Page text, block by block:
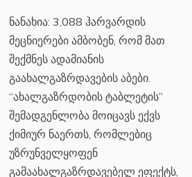
ნანახია: 3,088 ჰარვარდის
მეცნიერები ამბობენ, რომ მათ
შექმნეს ადამიანის
გაახალგაზრდავების აბები.
“ახალგაზრდობის ტაბლეტის”
შემადგენლობა მოიცავს ექვს
ქიმიურ ნაერთს, რომლებიც
უზრუნველყოფენ
გამაახალგაზრდავებელ ეფექტს,